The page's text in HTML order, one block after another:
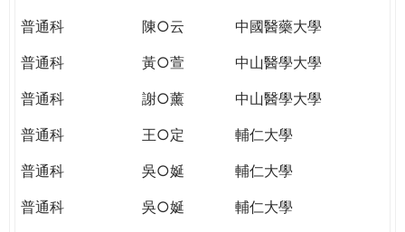
普通科
陳○云
中國醫藥大學
普通科
黃○萱
中山醫學大學
普通科
謝○薰
中山醫學大學
普通科
王○定
輔仁大學
普通科
吳○娫
輔仁大學
普通科
吳○娫
輔仁大學